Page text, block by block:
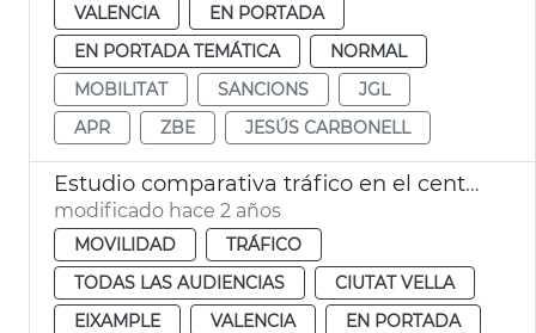
VALENCIA
EN PORTADA
EN PORTADA TEMÁTICA
NORMAL
MOBILITAT
SANCIONS
JGL
APR
ZBE JESÚS CARBONELL
Estudio comparativa tráfico en el centro ciudad
modificado hace 2 años
MOVILIDAD
TRÁFICO
TODAS LAS AUDIENCIAS
CIUTAT VELLA
EIXAMPLE
VALENCIA
EN PORTADA